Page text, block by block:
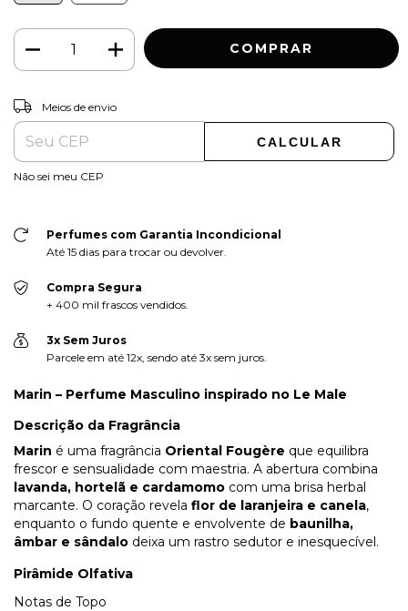
Entregas para o CEP:
Meios de envio
CALCULAR
Não sei meu CEP
Perfumes com Garantia Incondicional
Até 15 dias para trocar ou devolver.
Compra Segura
+ 400 mil frascos vendidos.
3x Sem Juros
Parcele em até 12x, sendo até 3x sem juros.
Marin – Perfume Masculino inspirado no Le Male
Descrição da Fragrância
Marin é uma fragrância Oriental Fougère que equilibra
frescor e sensualidade com maestria. A abertura combina
lavanda, hortelã e cardamomo com uma brisa herbal
marcante. O coração revela flor de laranjeira e canela,
enquanto o fundo quente e envolvente de baunilha,
âmbar e sândalo deixa um rastro sedutor e inesquecível.
Pirâmide Olfativa
Notas de Topo